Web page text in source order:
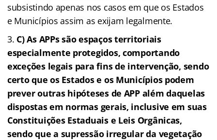
subsistindo apenas nos casos em que os Estados
e Municípios assim as exijam legalmente.
C) As APPs são espaços territoriais
especialmente protegidos, comportando
exceções legais para fins de intervenção, sendo
certo que os Estados e os Municípios podem
prever outras hipóteses de APP além daquelas
dispostas em normas gerais, inclusive em suas
Constituições Estaduais e Leis Orgânicas,
sendo que a supressão irregular da vegetação